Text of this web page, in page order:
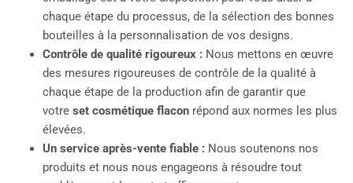
chaque étape du processus, de la sélection des bonnes
bouteilles à la personnalisation de vos designs.
Contrôle de qualité rigoureux :Nous mettons en œuvre
des mesures rigoureuses de contrôle de la qualité à
chaque étape de la production afin de garantir que
votre set cosmétique flaconrépond aux normes les plus
élevées.
Un service après-vente fiable :Nous soutenons nos
produits et nous nous engageons à résoudre tout